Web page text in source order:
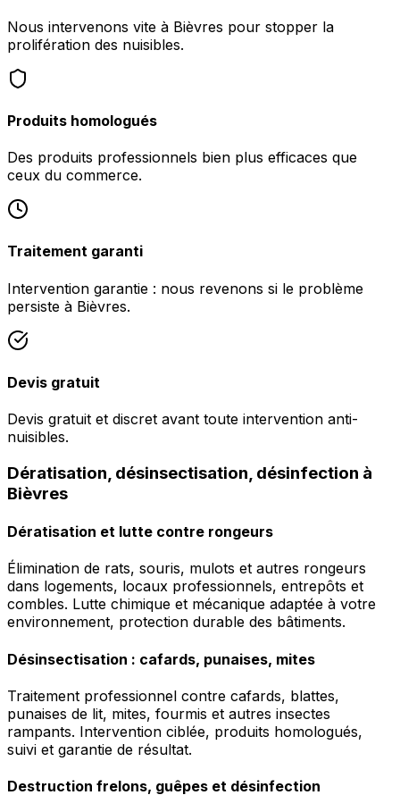
Nous intervenons vite à Bièvres pour stopper la
prolifération des nuisibles.
Produits homologués
Des produits professionnels bien plus efficaces que
ceux du commerce.
Traitement garanti
Intervention garantie : nous revenons si le problème
persiste à Bièvres.
Devis gratuit
Devis gratuit et discret avant toute intervention anti-
nuisibles.
Dératisation, désinsectisation, désinfection à
Bièvres
Dératisation et lutte contre rongeurs
Élimination de rats, souris, mulots et autres rongeurs
dans logements, locaux professionnels, entrepôts et
combles. Lutte chimique et mécanique adaptée à votre
environnement, protection durable des bâtiments.
Désinsectisation : cafards, punaises, mites
Traitement professionnel contre cafards, blattes,
punaises de lit, mites, fourmis et autres insectes
rampants. Intervention ciblée, produits homologués,
suivi et garantie de résultat.
Destruction frelons, guêpes et désinfection